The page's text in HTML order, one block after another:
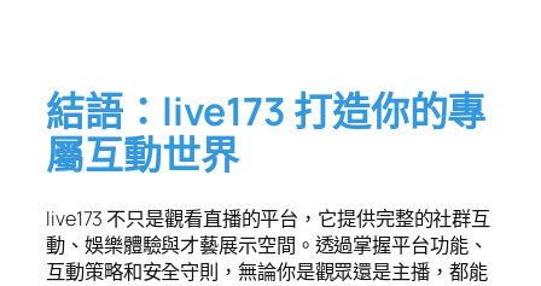
結語：live173 打造你的專
屬互動世界
live173 不只是觀看直播的平台，它提供完整的社群互
動、娛樂體驗與才藝展示空間。透過掌握平台功能、
互動策略和安全守則，無論你是觀眾還是主播，都能